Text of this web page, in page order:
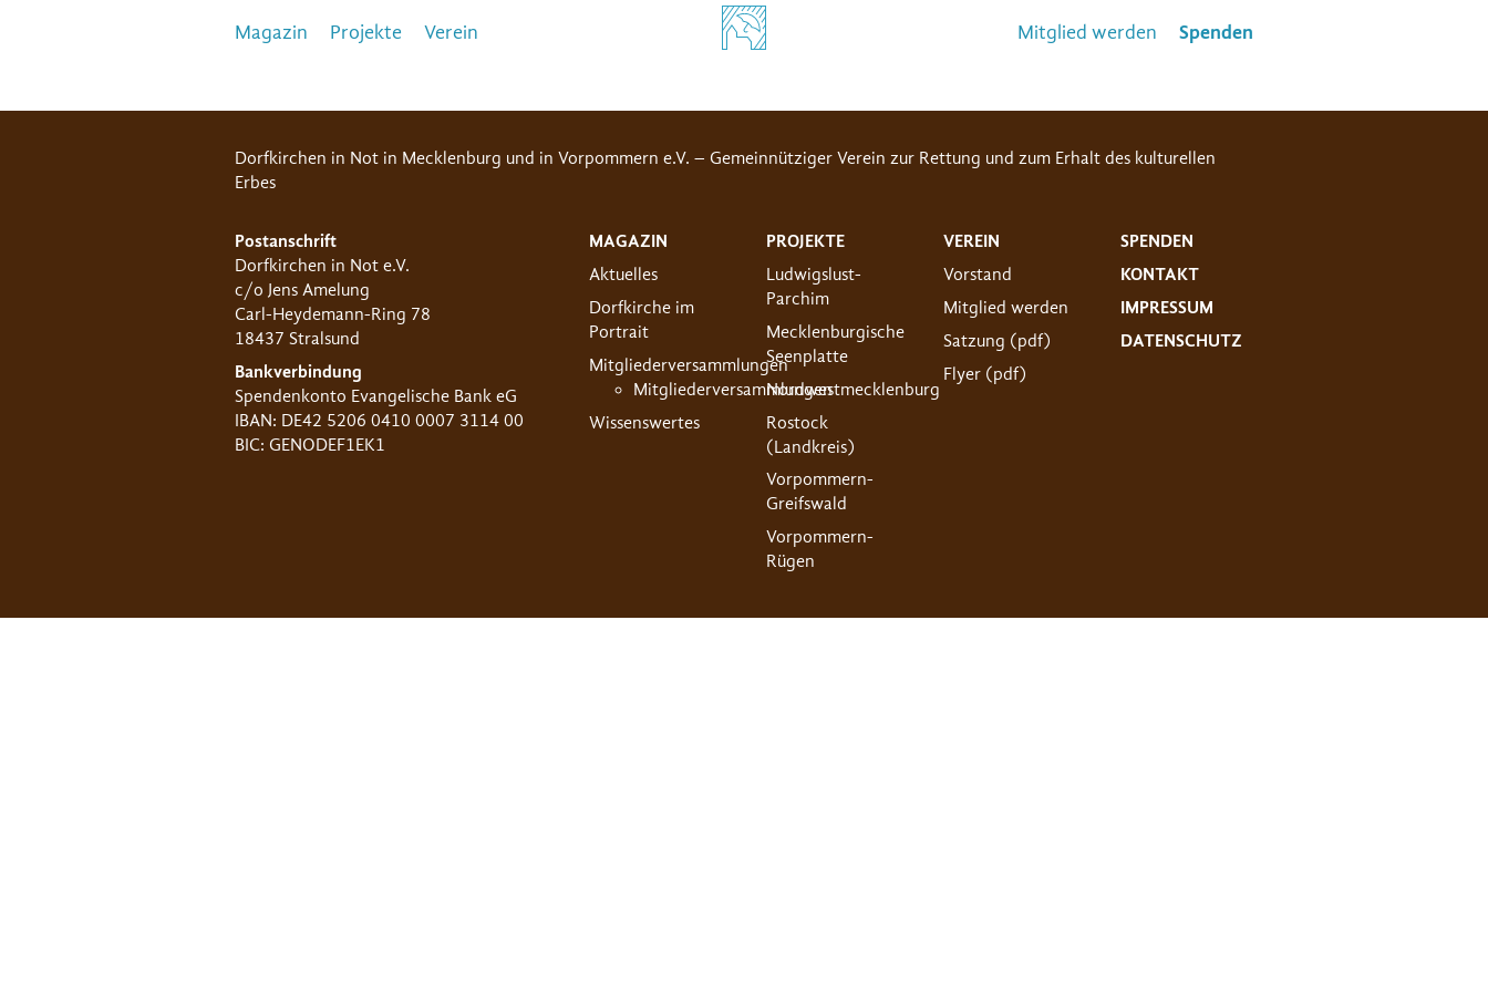
Magazin Projekte Verein Mitglied werden Spenden
Dorfkirchen in Not in Mecklenburg und in Vorpommern e.V. – Gemeinnütziger Verein zur Rettung und zum Erhalt des kulturellen
Erbes
Postanschrift
Dorfkirchen in Not e.V.
c/o Jens Amelung
Carl-Heydemann-Ring 78
18437 Stralsund
Bankverbindung
Spendenkonto Evangelische Bank eG
IBAN: DE42 5206 0410 0007 3114 00
BIC: GENODEF1EK1
MAGAZIN
Aktuelles
Dorfkirche im
Portrait
Mitgliederversammlungen
Mitgliederversammlungen
Wissenswertes
PROJEKTE
Ludwigslust-
Parchim
Mecklenburgische
Seenplatte
Nordwestmecklenburg
Rostock
(Landkreis)
Vorpommern-
Greifswald
Vorpommern-
Rügen
VEREIN
Vorstand
Mitglied werden
Satzung (pdf)
Flyer (pdf)
SPENDEN
KONTAKT
IMPRESSUM
DATENSCHUTZ